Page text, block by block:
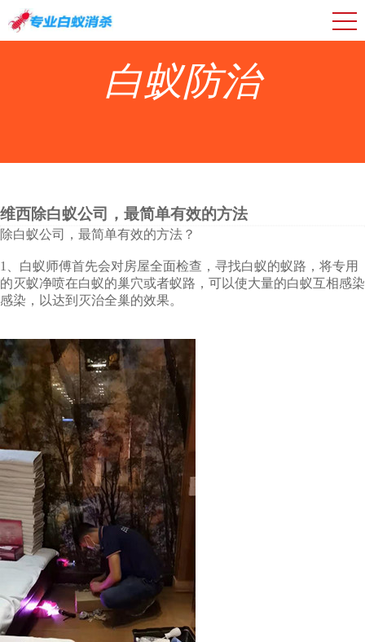
白蚁防治
维西除白蚁公司，最简单有效的方法
除白蚁公司，最简单有效的方法？
1、白蚁师傅首先会对房屋全面检查，寻找白蚁的蚁路，将专用
的灭蚁净喷在白蚁的巢穴或者蚁路，可以使大量的白蚁互相感染
感染，以达到灭治全巢的效果。